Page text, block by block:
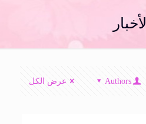
الأخبار
Authors عرض الكل